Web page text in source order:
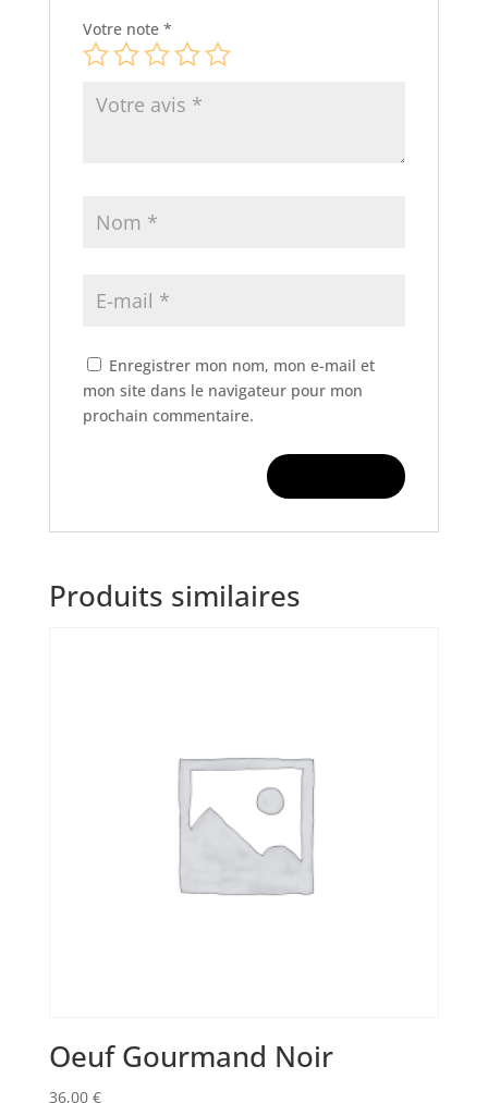
Votre note *
Enregistrer mon nom, mon e-mail et
mon site dans le navigateur pour mon
prochain commentaire.
Produits similaires
Oeuf Gourmand Noir
36,00 €